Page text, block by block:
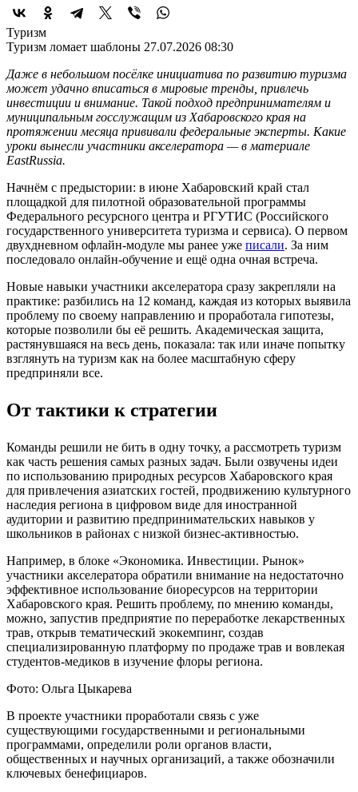
Туризм
Туризм ломает шаблоны 27.07.2026 08:30
Даже в небольшом посёлке инициатива по развитию туризма
может удачно вписаться в мировые тренды, привлечь
инвестиции и внимание. Такой подход предпринимателям и
муниципальным госслужащим из Хабаровского края на
протяжении месяца прививали федеральные эксперты. Какие
уроки вынесли участники акселератора — в материале
EastRussia.
Начнём с предыстории: в июне Хабаровский край стал
площадкой для пилотной образовательной программы
Федерального ресурсного центра и РГУТИС (Российского
государственного университета туризма и сервиса). О первом
двухдневном офлайн-модуле мы ранее уже писали. За ним
последовало онлайн-обучение и ещё одна очная встреча.
Новые навыки участники акселератора сразу закрепляли на
практике: разбились на 12 команд, каждая из которых выявила
проблему по своему направлению и проработала гипотезы,
которые позволили бы её решить. Академическая защита,
растянувшаяся на весь день, показала: так или иначе попытку
взглянуть на туризм как на более масштабную сферу
предприняли все.
От тактики к стратегии
Команды решили не бить в одну точку, а рассмотреть туризм
как часть решения самых разных задач. Были озвучены идеи
по использованию природных ресурсов Хабаровского края
для привлечения азиатских гостей, продвижению культурного
наследия региона в цифровом виде для иностранной
аудитории и развитию предпринимательских навыков у
школьников в районах с низкой бизнес-активностью.
Например, в блоке «Экономика. Инвестиции. Рынок»
участники акселератора обратили внимание на недостаточно
эффективное использование биоресурсов на территории
Хабаровского края. Решить проблему, по мнению команды,
можно, запустив предприятие по переработке лекарственных
трав, открыв тематический экокемпинг, создав
специализированную платформу по продаже трав и вовлекая
студентов-медиков в изучение флоры региона.
Фото: Ольга Цыкарева
В проекте участники проработали связь с уже
существующими государственными и региональными
программами, определили роли органов власти,
общественных и научных организаций, а также обозначили
ключевых бенефициаров.